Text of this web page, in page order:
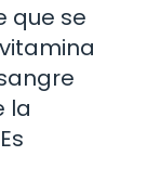
que se
la